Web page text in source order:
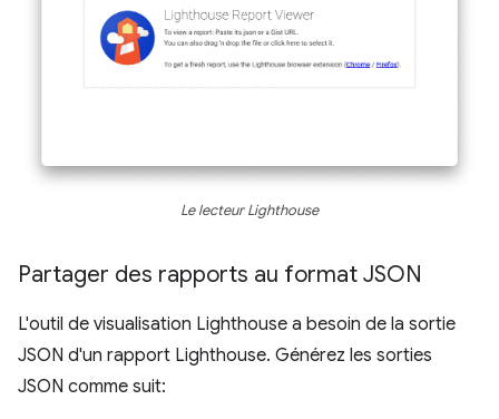
Le lecteur Lighthouse
Partager des rapports au format JSON
L'outil de visualisation Lighthouse a besoin de la sortie
JSON d'un rapport Lighthouse. Générez les sorties
JSON comme suit: